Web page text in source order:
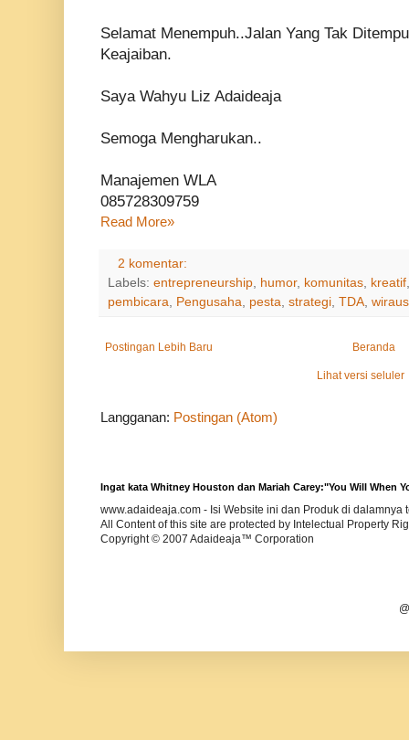
Selamat Menempuh..Jalan Yang Tak
Keajaiban.
Saya Wahyu Liz Adaideaja
Semoga Mengharukan..
Manajemen WLA
085728309759
Read More»
2 komentar:
Labels: entrepreneurship, humor, komunitas, kreatif
pembicara, Pengusaha, pesta, strategi, TDA,
Postingan Lebih Baru Beranda
Lihat versi seluler
Langganan: Postingan (Atom)
Ingat kata Whitney Houston dan Mariah Carey:"You Will When
www.adaideaja.com - Isi Website ini dan Produk di
All Content of this site are protected by Intelectual Property
Copyright © 2007 Adaideaja™ Corporation